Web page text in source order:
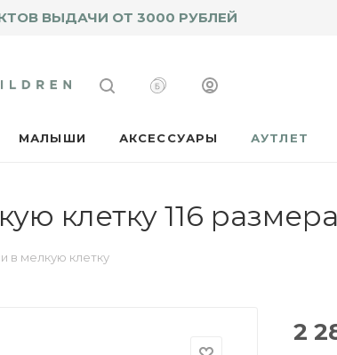
ВЫДАЧИ ОТ 3000 РУБЛЕЙ
МАЛЫШИ АКСЕССУАРЫ АУТЛЕТ
клетку 116 размера
в мелкую клетку
2